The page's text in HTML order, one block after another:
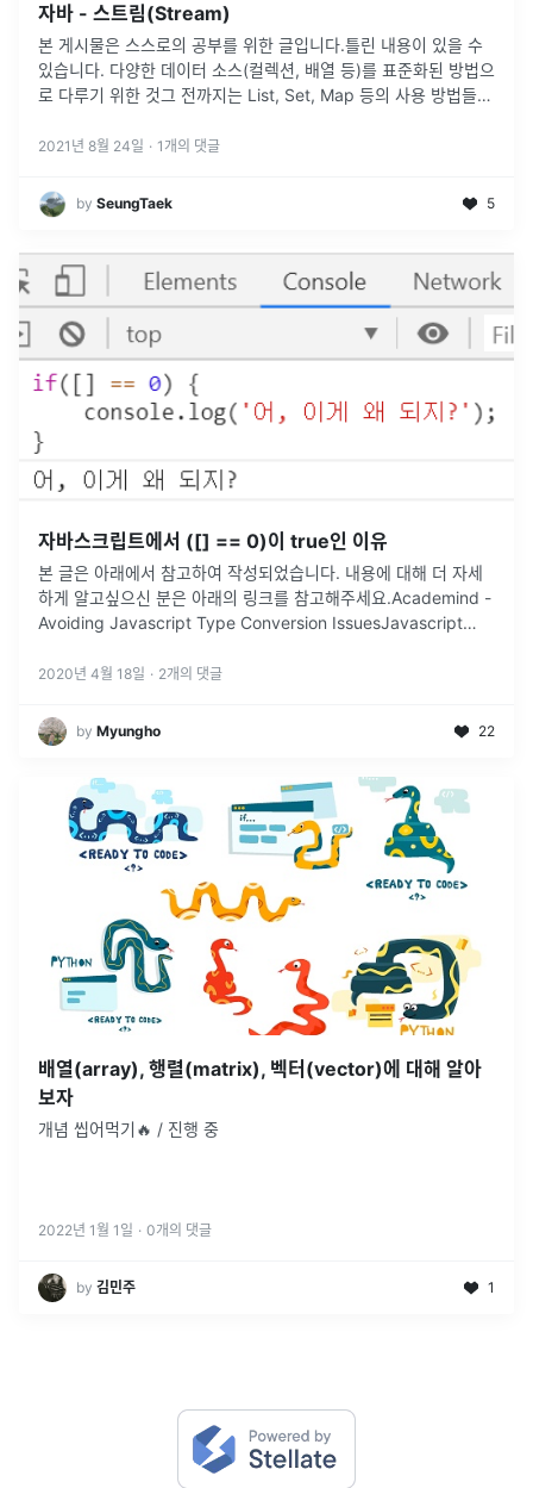
자바 - 스트림(Stream)
본 게시물은 스스로의 공부를 위한 글입니다.틀린 내용이 있을 수
있습니다. 다양한 데이터 소스(컬렉션, 배열 등)를 표준화된 방법으
로 다루기 위한 것그 전까지는 List, Set, Map 등의 사용 방법들이
2021년 8월 24일 · 1 개의 댓글
by SeungTaek 5
자바스크립트에서 ([] == 0)이 true인 이유
본 글은 아래에서 참고하여 작성되었습니다. 내용에 대해 더 자세
하게 알고싶으신 분은 아래의 링크를 참고해주세요.Academind -
Avoiding Javascript Type Conversion IssuesJavascript
2020년 4월 18일 · 2개의 댓글
by Myungho 22
배열(array), 행렬(matrix), 벡터(vector)에 대해 알아
보자
개념 씹어먹기🔥 / 진행 중
2022년 1월 1일 · 0개의 댓글
by 김민주 1